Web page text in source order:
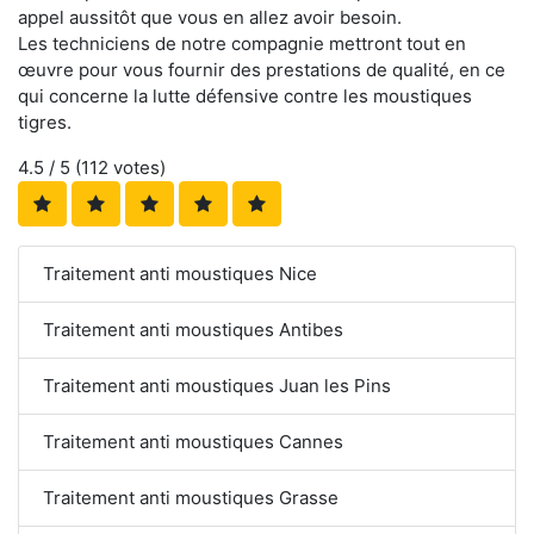
appel aussitôt que vous en allez avoir besoin.
Les techniciens de notre compagnie mettront tout en
œuvre pour vous fournir des prestations de qualité, en ce
qui concerne la lutte défensive contre les moustiques
tigres.
4.5 / 5 (112 votes)
Traitement anti moustiques Nice
Traitement anti moustiques Antibes
Traitement anti moustiques Juan les Pins
Traitement anti moustiques Cannes
Traitement anti moustiques Grasse